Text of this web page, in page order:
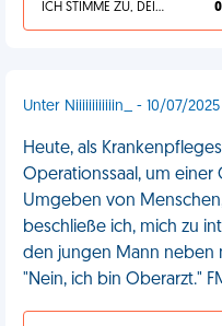
ICH STIMME ZU, DEIN LEBEN IST SCHEISSE 0
Unter Niiiiiiiiiiiin_ - 10/07/2025
Heute, als
Operationssaal, um
Umgeben von
beschließe ich, mich zu
den jungen Mann neben
"Nein, ich bin Oberarzt."